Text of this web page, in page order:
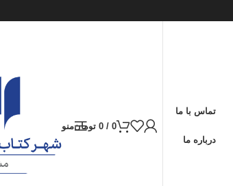
تماس با ما
درباره ما
0
/
0 تومانمنو
نقد و تفسیر